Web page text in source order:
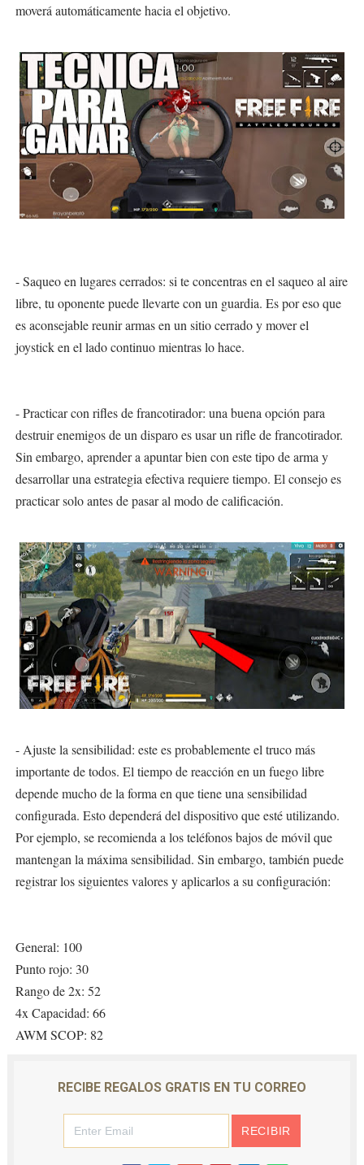
moverá automáticamente hacia el objetivo.
- Saqueo en lugares cerrados: si te concentras en el saqueo al aire
libre, tu oponente puede llevarte con un guardia. Es por eso que
es aconsejable reunir armas en un sitio cerrado y mover el
joystick en el lado continuo mientras lo hace.
- Practicar con rifles de francotirador: una buena opción para
destruir enemigos de un disparo es usar un rifle de francotirador.
Sin embargo, aprender a apuntar bien con este tipo de arma y
desarrollar una estrategia efectiva requiere tiempo. El consejo es
practicar solo antes de pasar al modo de calificación.
- Ajuste la sensibilidad: este es probablemente el truco más
importante de todos. El tiempo de reacción en un fuego libre
depende mucho de la forma en que tiene una sensibilidad
configurada. Esto dependerá del dispositivo que esté utilizando.
Por ejemplo, se recomienda a los teléfonos bajos de móvil que
mantengan la máxima sensibilidad. Sin embargo, también puede
registrar los siguientes valores y aplicarlos a su configuración:
General: 100
Punto rojo: 30
Rango de 2x: 52
4x Capacidad: 66
AWM SCOP: 82
RECIBE REGALOS GRATIS EN TU CORREO